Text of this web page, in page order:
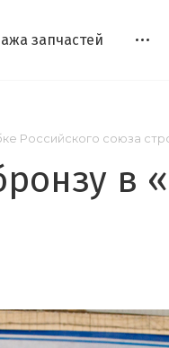
запчастей
Российского союза
в